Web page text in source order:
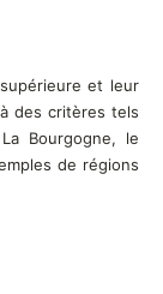
et leur
des critères tels
Bourgogne, le
de régions